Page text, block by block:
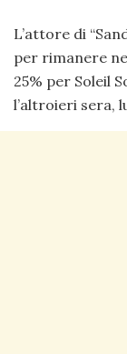
L’attore di
per rimanere
25% per Soleil
l’altroieri sera,